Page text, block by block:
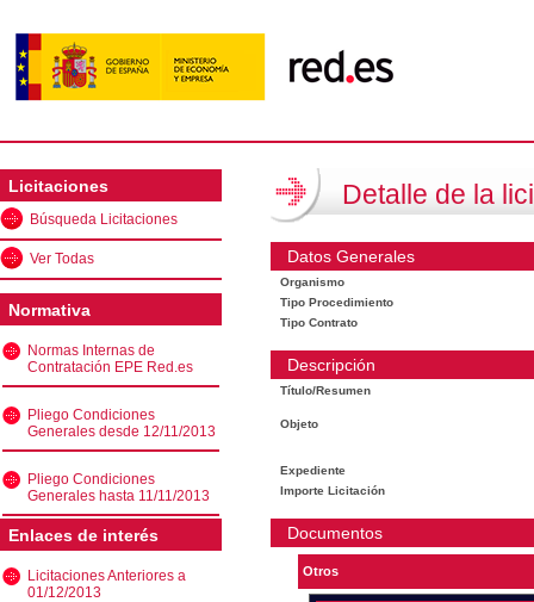
Licitaciones
Búsqueda Licitaciones
Ver Todas
Normativa
Normas Internas de
Contratación EPE Red.es
Pliego Condiciones
Generales desde 12/11/2013
Pliego Condiciones
Generales hasta 11/11/2013
Enlaces de interés
Licitaciones Anteriores a
01/12/2013
Detalle de la
Datos Generales
Organismo
Tipo Procedimiento
Tipo Contrato
Descripción
Título/Resumen
Objeto
Expediente
Importe Licitación
Documentos
Otros